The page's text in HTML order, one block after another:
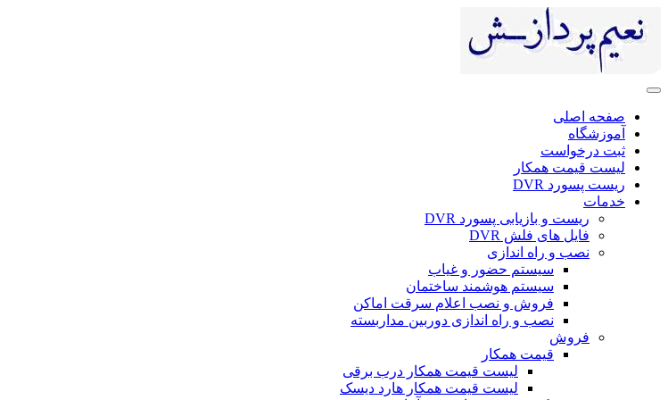
صفحه اصلی
آموزشگاه
ثبت درخواست
لیست قیمت همکار
ریست پسورد DVR
خدمات
ریست و بازیابی پسورد DVR
فایل های فلش DVR
نصب و راه اندازی
سیستم حضور و غیاب
سیستم هوشمند ساختمان
فروش و نصب اعلام سرقت اماکن
نصب و راه اندازی دوربین مداربسته
فروش
قیمت همکار
لیست قیمت همکار درب برقی
لیست قیمت همکار هارد دیسک